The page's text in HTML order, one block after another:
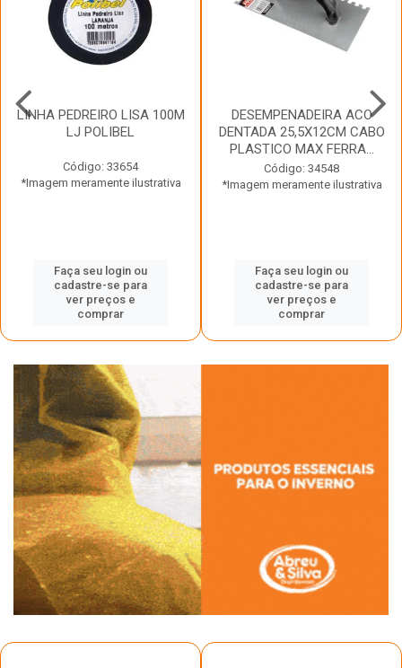
LINHA PEDREIRO LISA 100M
LJ POLIBEL
Código: 33654
*Imagem meramente ilustrativa
Faça seu login ou
cadastre-se para
ver preços e
comprar
DESEMPENADEIRA ACO
DENTADA 25,5X12CM CABO
PLASTICO MAX FERRA...
Código: 34548
*Imagem meramente ilustrativa
Faça seu login ou
cadastre-se para
ver preços e
comprar